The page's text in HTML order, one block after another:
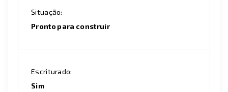
Situação:
Pronto para construir
Escriturado:
Sim